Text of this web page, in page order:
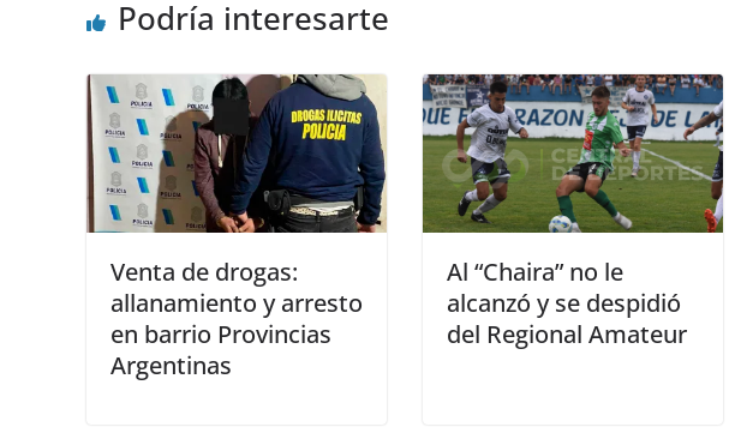
Podría interesarte
Venta de drogas:
allanamiento y arresto
en barrio Provincias
Argentinas
Al “Chaira” no le
alcanzó y se despidió
del Regional Amateur